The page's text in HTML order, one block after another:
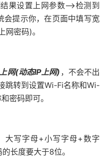
果设置上网参数——>检测到
会提示你，在页面中填写宽
密码)。
网(动态IP上网) ，不会不出
跳转到设置Wi-Fi名称和Wi-
密码即可。
大写字母+小写字母+数字
长度要大于8位。